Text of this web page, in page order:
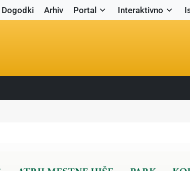
Dogodki Arhiv Portal Interaktivno